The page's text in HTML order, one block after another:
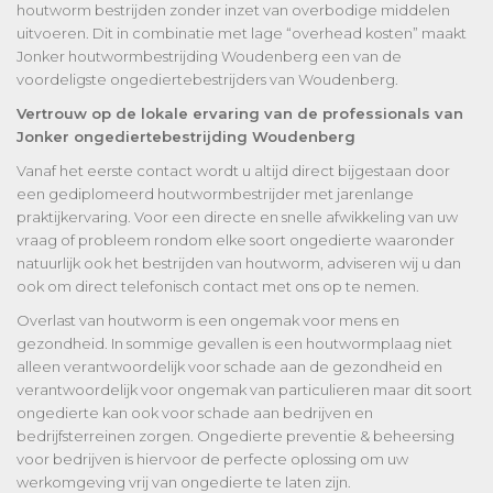
houtworm bestrijden zonder inzet van overbodige middelen
uitvoeren. Dit in combinatie met lage “overhead kosten” maakt
Jonker houtwormbestrijding Woudenberg een van de
voordeligste ongediertebestrijders van Woudenberg.
Vertrouw op de lokale ervaring van de professionals van
Jonker ongediertebestrijding Woudenberg
Vanaf het eerste contact wordt u altijd direct bijgestaan door
een gediplomeerd houtwormbestrijder met jarenlange
praktijkervaring. Voor een directe en snelle afwikkeling van uw
vraag of probleem rondom elke soort ongedierte waaronder
natuurlijk ook het bestrijden van houtworm, adviseren wij u dan
ook om direct telefonisch contact met ons op te nemen.
Overlast van houtworm is een ongemak voor mens en
gezondheid. In sommige gevallen is een houtwormplaag niet
alleen verantwoordelijk voor schade aan de gezondheid en
verantwoordelijk voor ongemak van particulieren maar dit soort
ongedierte kan ook voor schade aan bedrijven en
bedrijfsterreinen zorgen. Ongedierte preventie & beheersing
voor bedrijven is hiervoor de perfecte oplossing om uw
werkomgeving vrij van ongedierte te laten zijn.